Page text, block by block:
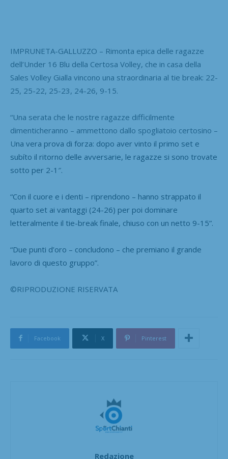
IMPRUNETA-GALLUZZO – Rimonta epica delle ragazze
dell’Under 16 Blu della Certosa Volley, che in casa della
Sales Volley Gialla vincono una straordinaria al tie break: 22-
25, 25-22, 25-23, 24-26, 9-15.
“Una serata che le nostre ragazze difficilmente
dimenticheranno – ammettono dallo spogliatoio certosino –
Una vera prova di forza: dopo aver vinto il primo set e
subíto il ritorno delle avversarie, le ragazze si sono trovate
sotto per 2-1″.
“Con il cuore e i denti – riprendono – hanno strappato il
quarto set ai vantaggi (24-26) per poi dominare
letteralmente il tie-break finale, chiuso con un netto 9-15”.
“Due punti d’oro – concludono – che premiano il grande
lavoro di questo gruppo”.
©RIPRODUZIONE RISERVATA
Facebook X Pinterest
Redazione